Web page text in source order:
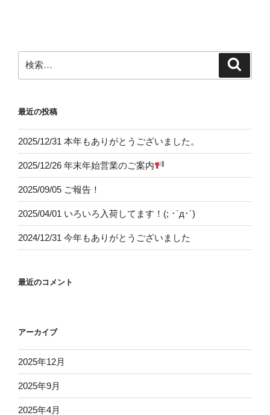
ン
索:
最近の投稿
2025/12/31 本年もありがとうございました。
2025/12/26 年末年始営業のご案内
2025/09/05 ご報告！
2025/04/01 いろいろ入荷してます！(; ･`д･´)
2024/12/31 今年もありがとうございました
最近のコメント
アーカイブ
2025年12月
2025年9月
2025年4月